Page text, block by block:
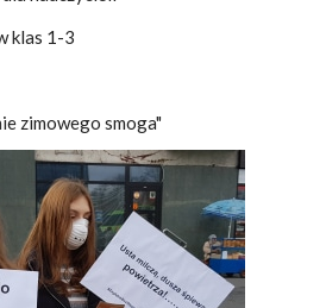
klas 1-3
zimowego smoga"